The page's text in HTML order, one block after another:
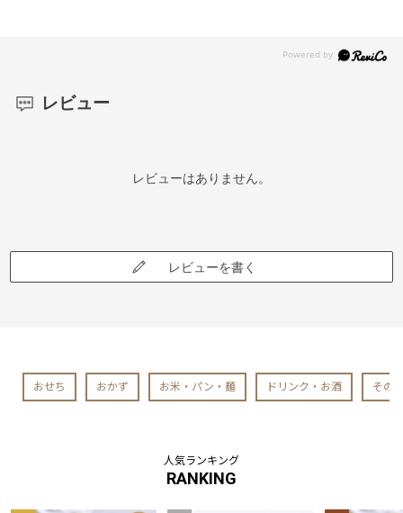
レビュー
レビューはありません。
レビューを書く
おせち おかず お米・パン・麺 ドリンク・お酒 その
人気ランキング
RANKING